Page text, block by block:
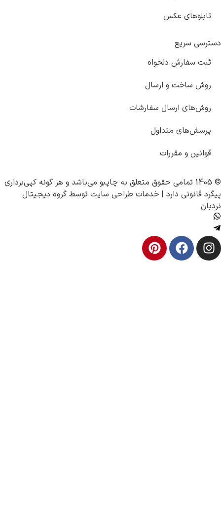
عکس
دلخواه
و ارسال
سفارشات
چاپبومی‌باشد و هر گونه کپی‌برداری
دارد |خدمات طراحی سایتتوسطگروه دیجیتال